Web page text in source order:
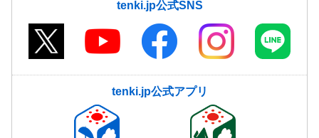
tenki.jp公式SNS
tenki.jp公式アプリ